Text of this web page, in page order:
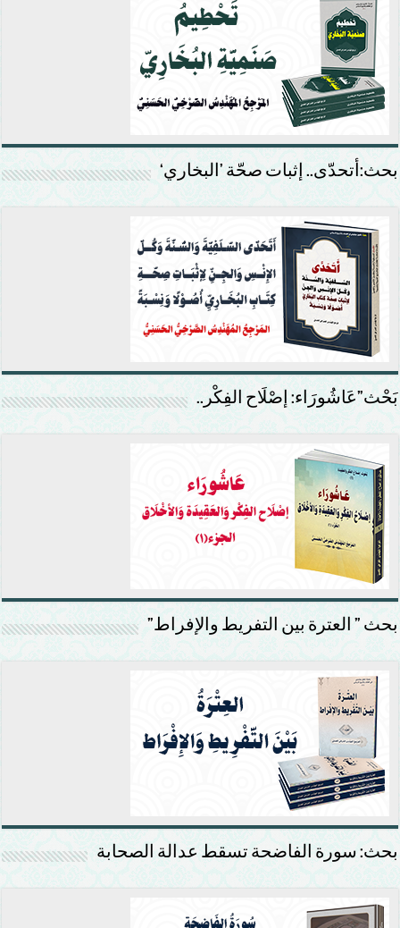
بحث:أتحدّى.. إثبات صحّة ’البخاري‘
بَحْث”عَاشُورَاء: إصْلَاح الفِكْر..
بحث ” العترة بين التفريط والإفراط”
بحث: سورة الفاضحة تسقط عدالة الصحابة